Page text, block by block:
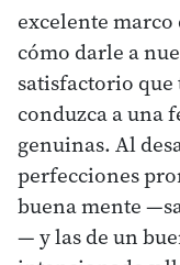
excelente
cómo darle a
satisfactorio que
conduzca a una
genuinas. Al
perfecciones
buena mente
— y las de un